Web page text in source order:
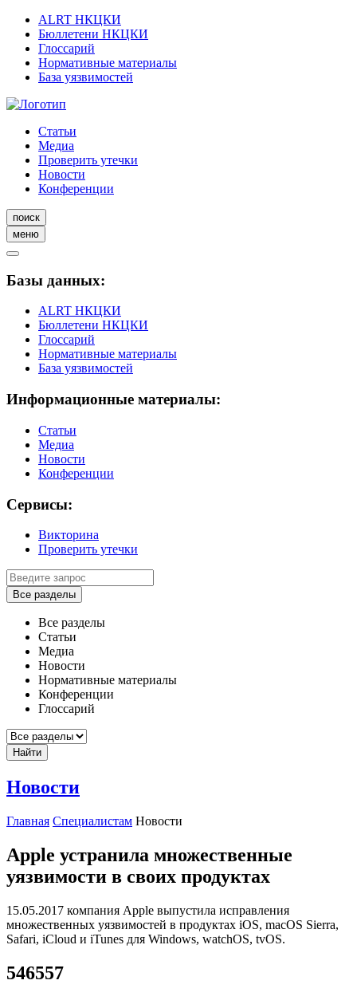
ALRT НКЦКИ
Бюллетени НКЦКИ
Глоссарий
Нормативные материалы
База уязвимостей
Статьи
Медиа
Проверить утечки
Новости
Конференции
поиск
меню
Базы данных:
ALRT НКЦКИ
Бюллетени НКЦКИ
Глоссарий
Нормативные материалы
База уязвимостей
Информационные материалы:
Статьи
Медиа
Новости
Конференции
Сервисы:
Викторина
Проверить утечки
Все разделы
Все разделы
Статьи
Медиа
Новости
Нормативные материалы
Конференции
Глоссарий
Найти
Новости
Главная Специалистам Новости
Apple устранила множественные
уязвимости в своих продуктах
15.05.2017 компания Apple выпустила исправления
множественных уязвимостей в продуктах iOS, macOS Sierra,
Safari, iCloud и iTunes для Windows, watchOS, tvOS.
546557